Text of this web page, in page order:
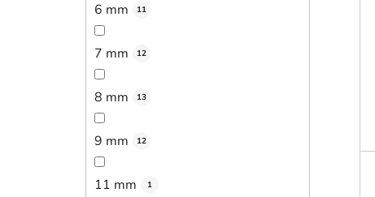
6 mm 11
7 mm 12
8 mm 13
9 mm 12
11 mm 1